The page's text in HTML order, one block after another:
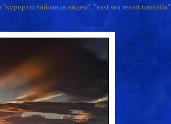
тайланда видео", "east sea resort паттайя".